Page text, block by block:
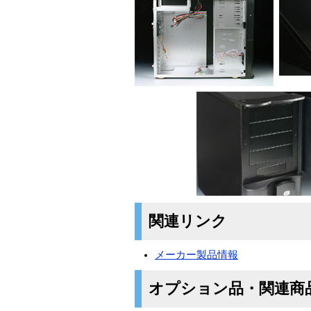
関連リンク
メーカー製品情報
オプション品・関連商